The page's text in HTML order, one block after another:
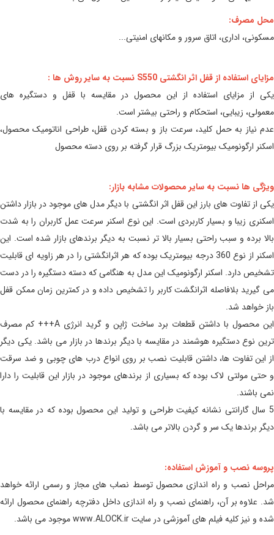
محل مصرف:
مسکونی، اداری، اتاق سرور و مکانهای امنیتی...
مزایای استفاده از قفل اثر انگشتی S550 نسبت به سایر روش ها :
یکی از مزایای استفاده از این محصول در مقایسه با قفل و دستگیره های
معمولی، زیبایی، استحکام و راحتی بیشتر است.
عدم نیاز به حمل کلید، سرعت باز و بسته کردن قفل، طراحی اناتومیک محصول،
اسکنر ارگونومیک بیومتریک بزرگ قرار گرفته بر روی دسته محصول
ویژگی ها نسبت به سایر محصولات مشابه بازار:
یکی از تفاوت های بارز این قفل اثر انگشتی با دیگر مدل های موجود در بازار داشتن
اسکنری زیبا و بسیار کاربردی است. این نوع اسکنر سرعت عمل کاربران را به شدت
بالا برده و سبب راحتی بسیار بالا تر نسبت به دیگر برندهای بازار شده است. این
اسکنر از نوع 360 درجه بیومتریک بوده که هر اثرانگشتی را در هر زاویه ای قابلیت
تشخیص دارد. اسکنر ارگونومیک این مدل به هنگامی که دسته دستگیره را در دست
می گیرید بلافاصله اثرانگشت کاربر را تشخیص داده و در کمترین زمان ممکن قفل
باز خواهد شد.
این محصول با داشتن قطعات برد ساخت ژاپن و گرید انرژی A+++ کم مصرف
ترین نوع دستگیره هوشمند در مقایسه با دیگر برندها در بازار می باشد. یکی دیگر
از این تفاوت ها، داشتن قابلیت نصب بر روی انواع درب های چوبی و ضد سرقت
و حتی مولتی لاک بوده که بسیاری از برندهای موجود در بازار این قابلیت را دارا
نمی باشند.
5 سال گارانتی نشانه کیفیت طراحی و تولید این محصول بوده که در مقایسه با
دیگر برندها یک سر و گردن بالاتر می باشد.
پروسه نصب و آموزش استفاده:
مراحل نصب و راه اندازی محصول توسط نصاب های مجاز و رسمی ارائه خواهد
شد. علاوه بر آن، راهنمای نصب و راه اندازی داخل دفترچه راهنمای محصول ارائه
شده و نیز کلیه فیلم های آموزشی در سایت www.ALOCK.ir موجود می باشد.